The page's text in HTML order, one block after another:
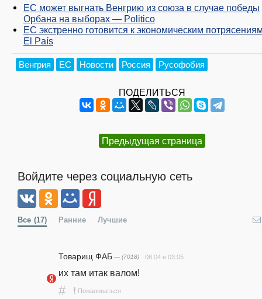
ЕС может выгнать Венгрию из союза в случае победы
Орбана на выборах — Politico
ЕС экстренно готовится к экономическим
El País
Венгрия ЕС Новости Россия Русофобия
ПОДЕЛИТЬСЯ
Предыдущая страница
Войдите через социальную сеть
Все (17) Ранние Лучшие
Товарищ ФАБ — (7018) 08.04 в 03:05
их там итак валом!
# ! Пожаловаться